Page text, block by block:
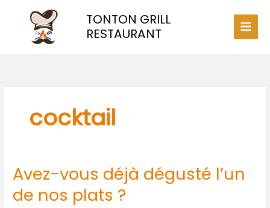
TONTON GRILL
RESTAURANT
cocktail
Avez-vous déjà dégusté l’un
de nos plats ?
Avez-
vous
déjà